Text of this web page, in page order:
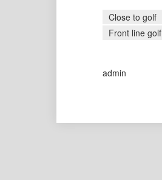
Close to golf
Front line golf
admin